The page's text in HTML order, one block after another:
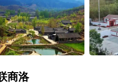
商洛